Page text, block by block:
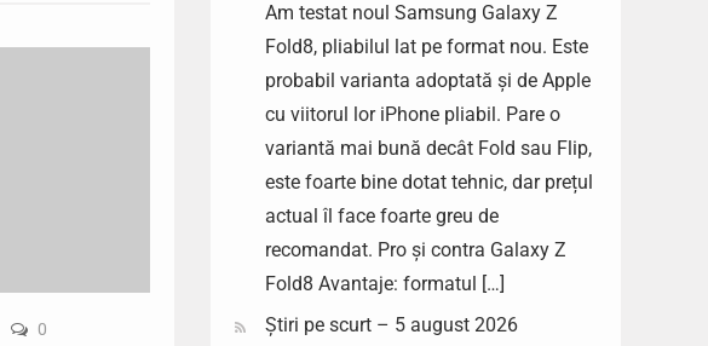
0
Am testat noul Samsung Galaxy Z
Fold8, pliabilul lat pe format nou. Este
probabil varianta adoptată și de Apple
cu viitorul lor iPhone pliabil. Pare o
variantă mai bună decât Fold sau Flip,
este foarte bine dotat tehnic, dar prețul
actual îl face foarte greu de
recomandat. Pro și contra Galaxy Z
Fold8 Avantaje: formatul […]
Știri pe scurt – 5 august 2026